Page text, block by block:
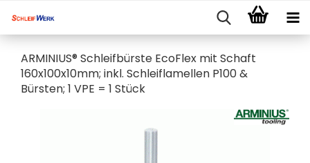
ARMINIUS® Schleifbürste EcoFlex mit Schaft
160x100x10mm; inkl. Schleiflamellen P100 &
Bürsten; 1 VPE = 1 Stück